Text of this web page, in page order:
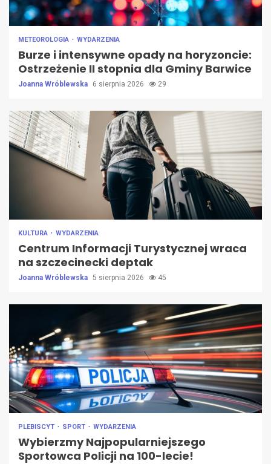
METEOROLOGIA WYDARZENIA
Burze i intensywne opady na horyzoncie:
Ostrzeżenie II stopnia dla Gminy Barwice
Joanna Wróblewska 6 sierpnia 2026 29
KULTURA WYDARZENIA
Centrum Informacji Turystycznej wraca
na szczecinecki deptak
Joanna Wróblewska 5 sierpnia 2026 45
PLEBISCYT SPORT WYDARZENIA
Wybierzmy Najpopularniejszego
Sportowca Policji na 100-lecie!